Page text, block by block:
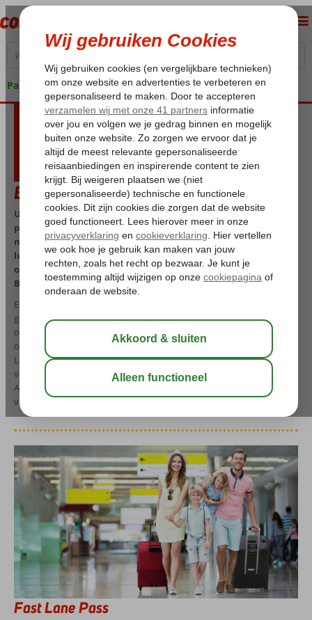
Pakketgarantie
Brussels Airport Services
Uiteraard beschikt Brussels Airport over een ruime
parkeergelegenheid, waar je je auto parkeert om vervolgens
met een shuttle service naar de luchthaven te reizen. De
luchthaven ligt vlak bij Brussel, dus je kunt ook met het
openbaar vervoer komen; met de trein of met de bus, vanuit
Brussel of zelfs vanuit andere steden.
Extra genieten van jouw vertrek vanaf Brussels Airport doe je door
gebruik te maken van de speciale services zoals een Fast Lane Pass
of de Lounge. Zo begint je vakantie pas écht goed en ga je
ontspannen op reis. De toegang tot zowel de Fast Lane als de
Lounge kun je ieder moment bijboeken, zélfs nog op de dag dat je
vlucht vertrekt! Ervaar de privileges van het reizen vanaf Brussels
Airport en boek hieronder jouw extra services om echt álles uit je
vakantie te halen!
Fast Lane Pass